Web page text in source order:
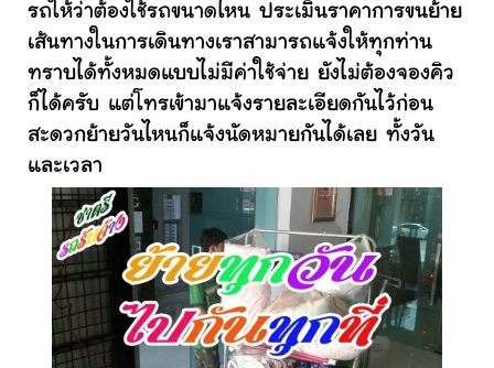
รถให้ว่าต้องใช้รถขนาดไหน ประเมินราคาการขนย้าย
เส้นทางในการเดินทางเราสามารถแจ้งให้ทุกท่าน
ทราบได้ทั้งหมดแบบไม่มีค่าใช้จ่าย ยังไม่ต้องจองคิว
ก็ได้ครับ แต่โทรเข้ามาแจ้งรายละเอียดกันไว้ก่อน
สะดวกย้ายวันไหนก็แจ้งนัดหมายกันได้เลย ทั้งวัน
และเวลา